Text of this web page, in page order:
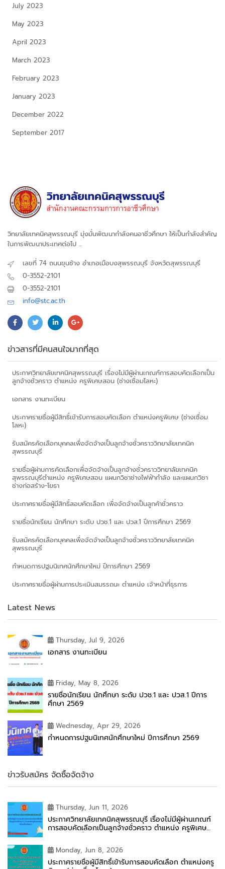
July 2023
May 2023
April 2023
March 2023
February 2023
January 2023
December 2022
September 2017
วิทยาลัยเทคนิคสุพรรณบุรี มุ่งมั่นพัฒนากำลังคนอาชีวศึกษา ให้เป็นกำลังสำคัญ
ในการพัฒนาประเทศต่อไป ...
เลขที่ 74 ถนนขุนช้าง อำเภอเมือบงสุพรรณบุรี จังหวัดสุพรรณบุรี
0-3552-2101
0-3552-2101
info@stc.ac.th
ข่าวสารที่มีคนสนใจมากที่สุด
ประกาศวิทยาลัยเทคนิคสุพรรณบุรี เรื่องไม่มีผู้ผ่านเกณฑ์การสอบคัดเลือกเป็น
ลูกจ้างชั่วคราว ตำแหน่ง ครูพิเศษสอน (ช่างเชื่อมโลหะ)
เอกสาร งานทะเบียน
ประกาศรายชื่อผู้มีสิทธิ์เข้ารับการสอบคัดเลือก ตำแหน่งครูพิเศษ (ช่างเชื่อม
โลหะ)
รับสมัครคัดเลือกบุคคลเพื่อจัดจ้างเป็นลูกจ้างชั่วคราววิทยาลัยเทคนิค
สุพรรณบุรี
รายชื่อผู้ผ่านการคัดเลือกเพื่อจัดจ้างเป็นลูกจ้างชั่วคราววิทยาลัยเทคนิค
สุพรรณบุรีตำแหน่ง ครูพิเศษสอน แผนกวิชาช่างไฟฟ้ากำลัง และแผนกวิชา
ช่างก่อสร้าง-โยธา
ประกาศรายชื่อผู้มีสิทธิ์สอบคัดเลือก เพื่อจัดจ้างเป็นลูกค้าชั่วคราว
รายชื่อนักเรียน นักศึกษา ระดับ ปวช.1 และ ปวส.1 ปีการศึกษา 2569
รับสมัครคัดเลือกบุคคลเพื่อจัดจ้างเป็นลูกจ้างชั่วคราววิทยาลัยเทคนิค
สุพรรณบุรี
กำหนดการปฐมนิเทศนักศึกษาใหม่ ปีการศึกษา 2569
ประกาศรายชื่อผู้ผ่านการประเมินสมรรถนะ ตำแหน่ง เจ้าหน้าที่ธุรการ
Latest News
Thursday, Jul 9, 2026
เอกสาร งานทะเบียน
Friday, May 8, 2026
รายชื่อนักเรียน นักศึกษา ระดับ ปวช.1 และ ปวส.1 ปีการ
ศึกษา 2569
Wednesday, Apr 29, 2026
กำหนดการปฐมนิเทศนักศึกษาใหม่ ปีการศึกษา 2569
ข่าวรับสมัคร จัดซื้อจัดจ้าง
Thursday, Jun 11, 2026
ประกาศวิทยาลัยเทคนิคสุพรรณบุรี เรื่องไม่มีผู้ผ่านเกณฑ์
การสอบคัดเลือกเป็นลูกจ้างชั่วคราว ตำแหน่ง ครูพิเศษ
Monday, Jun 8, 2026
ประกาศรายชื่อผู้มีสิทธิ์เข้ารับการสอบคัดเลือก ตำแหน่งครู